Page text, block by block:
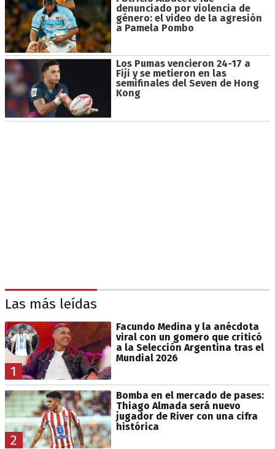
denunciado por violencia de
género: el video de la agresión
a Pamela Pombo
Los Pumas vencieron 24-17 a
Fiji y se metieron en las
semifinales del Seven de Hong
Kong
Las más leídas
1
Facundo Medina y la anécdota
viral con un gomero que criticó
a la Selección Argentina tras el
Mundial 2026
2
Bomba en el mercado de pases:
Thiago Almada será nuevo
jugador de River con una cifra
histórica